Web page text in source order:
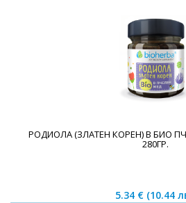
РОДИОЛА (ЗЛАТЕН КОРЕН) В БИО
280ГР.
5.34 € (10.44